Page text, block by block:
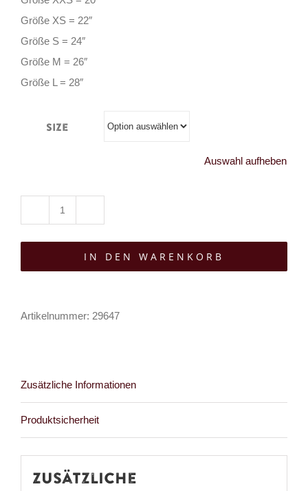
Größe XS = 22″
Größe S = 24″
Größe M = 26″
Größe L = 28″
Size
Auswahl aufheben
Unterbrustkorsett
CU10
Menge
IN DEN WARENKORB
Artikelnummer: 29647
Zusätzliche Informationen
Produktsicherheit
Zusätzliche